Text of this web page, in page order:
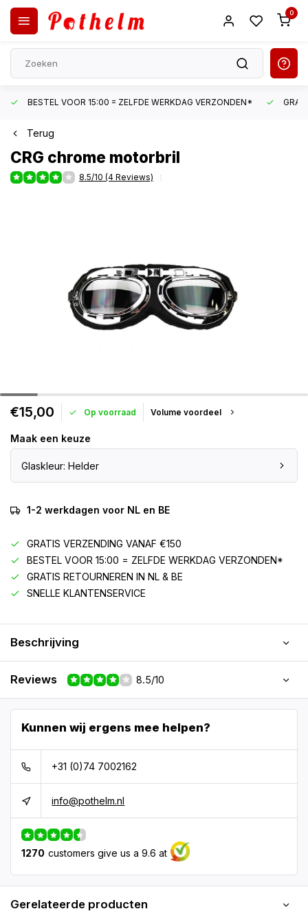
0
BESTEL VOOR 15:00 = ZELFDE WERKDAG VERZONDEN*
Terug
CRG chrome motorbril
8.5/10 (4 Reviews)
€15,00 Op voorraad Volume voordeel
Maak een keuze
Glaskleur: Helder
1-2 werkdagen voor NL en BE
GRATIS VERZENDING VANAF €150
BESTEL VOOR 15:00 = ZELFDE WERKDAG VERZONDEN*
GRATIS RETOURNEREN IN NL & BE
SNELLE KLANTENSERVICE
Beschrijving
Reviews 8.5/10
Kunnen wij ergens mee helpen?
+31 (0)74 7002162
info@pothelm.nl
1270 customers give us a 9.6 at
Gerelateerde producten